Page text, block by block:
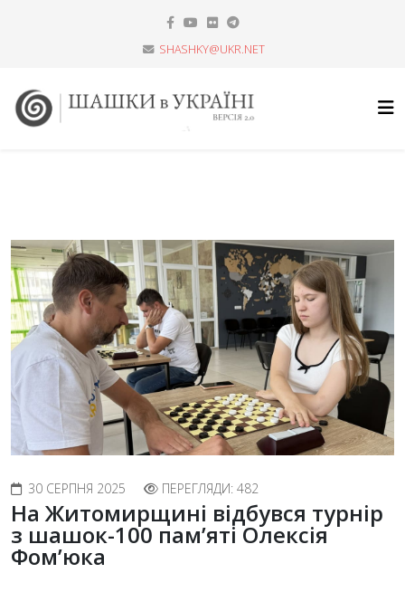
SHASHKY@UKR.NET
30 СЕРПНЯ 2025 ПЕРЕГЛЯДИ: 482
На Житомирщині відбувся турнір
з шашок-100 пам’яті Олексія
Фом’юка